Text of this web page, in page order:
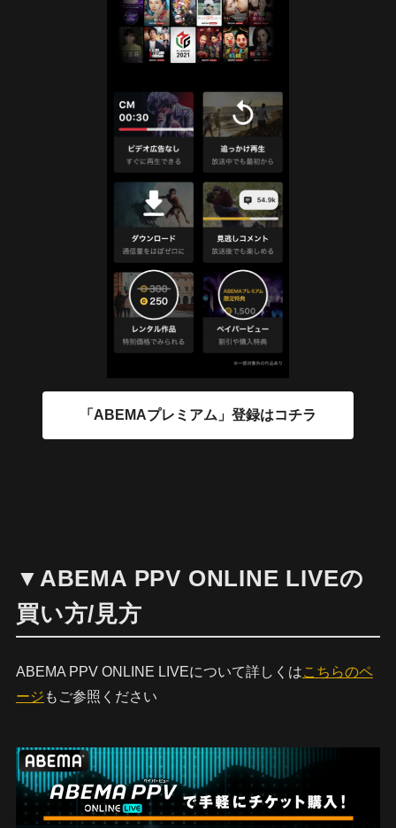
▼ABEMA PPV ONLINE LIVEの
買い方/見方
ABEMA PPV ONLINE LIVEについて詳しくはこちらのペ
ージ もご参照ください